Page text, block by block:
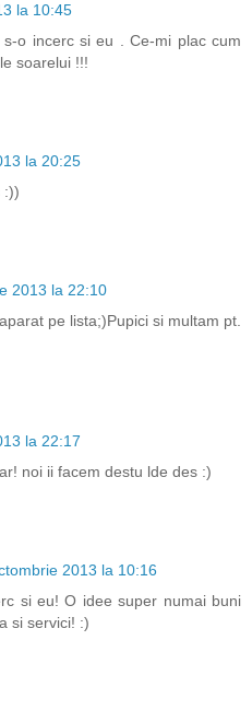
la 10:45
o incerc si eu . Ce-mi plac cum
soarelui !!!
la 20:25
:))
2013 la 22:10
pe lista;)Pupici si multam pt.
la 22:17
noi ii facem destu lde des :)
2013 la 10:16
si eu! O idee super numai buni
si servici! :)